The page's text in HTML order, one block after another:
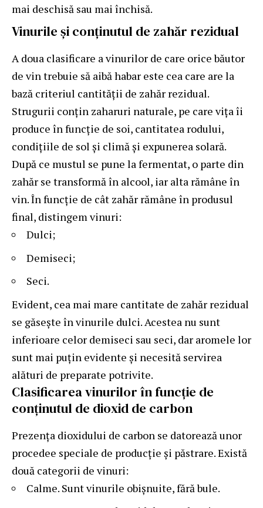
mai deschisă sau mai închisă.
Vinurile și conținutul de zahăr rezidual
A doua clasificare a vinurilor de care orice băutor
de vin trebuie să aibă habar este cea care are la
bază criteriul cantității de zahăr rezidual.
Strugurii conțin zaharuri naturale, pe care vița îi
produce în funcție de soi, cantitatea rodului,
condițiile de sol și climă și expunerea solară.
După ce mustul se pune la fermentat, o parte din
zahăr se transformă în alcool, iar alta rămâne în
vin. În funcție de cât zahăr rămâne în produsul
final, distingem vinuri:
Dulci;
Demiseci;
Seci.
Evident, cea mai mare cantitate de zahăr rezidual
se găsește în vinurile dulci. Acestea nu sunt
inferioare celor demiseci sau seci, dar aromele lor
sunt mai puțin evidente și necesită servirea
alături de preparate potrivite.
Clasificarea vinurilor în funcție de
conținutul de dioxid de carbon
Prezența dioxidului de carbon se datorează unor
procedee speciale de producție și păstrare. Există
două categorii de vinuri:
Calme. Sunt vinurile obișnuite, fără bule.